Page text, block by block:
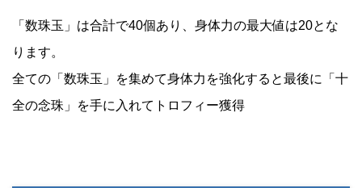
「数珠玉」は合計で40個あり、身体力の最大値は20とな
ります。
全ての「数珠玉」を集めて身体力を強化すると最後に「十
全の念珠」を手に入れてトロフィー獲得